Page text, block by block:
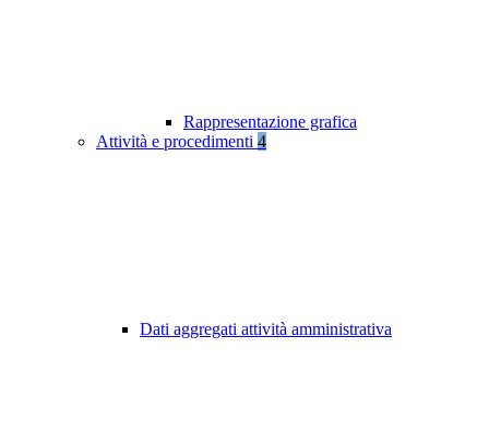
Rappresentazione grafica
Attività e procedimenti 4
Dati aggregati attività amministrativa